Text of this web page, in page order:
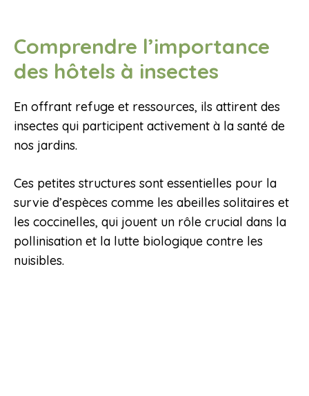
Comprendre l’importance
des hôtels à insectes
En offrant refuge et ressources, ils attirent des
insectes qui participent activement à la santé de
nos jardins.
Ces petites structures sont essentielles pour la
survie d’espèces comme les abeilles solitaires et
les coccinelles, qui jouent un rôle crucial dans la
pollinisation et la lutte biologique contre les
nuisibles.